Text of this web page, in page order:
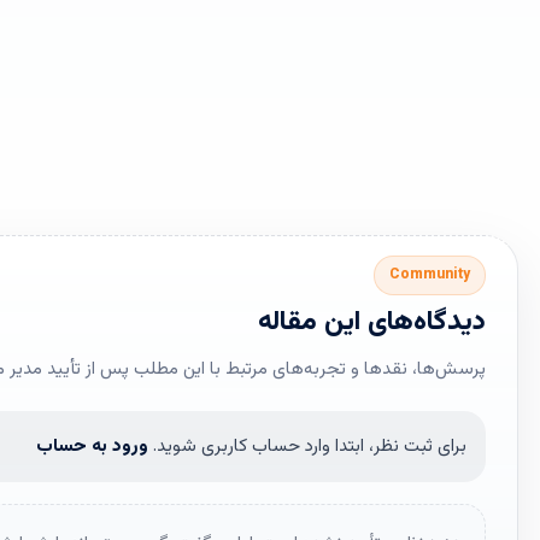
Community
دیدگاه‌های این مقاله
پرسش‌ها، نقدها و تجربه‌های مرتبط با این مطلب پس از تأیید
برای ثبت نظر، ابتدا وارد حساب کاربری شوید. ورود به حساب